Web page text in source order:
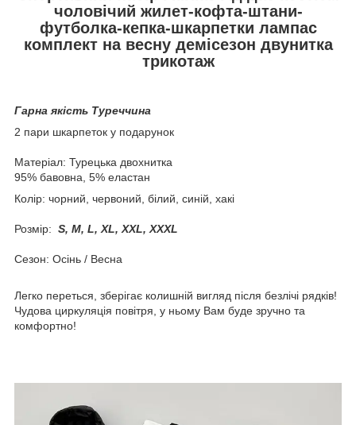
чоловічий жилет-кофта-штани-
футболка-кепка-шкарпетки лампас
комплект на весну демісезон двунитка
трикотаж
Гарна якість Туреччина
2 пари шкарпеток у подарунок
Матеріал: Турецька двохнитка
95% бавовна, 5% еластан
Колір: чорний, червоний, білий, синій, хакі
Розмір: S, М, L, ХL, ХХL, XXXL
Сезон: Осінь / Весна
Легко переться, зберігає колишній вигляд після безлічі рядків!
Чудова циркуляція повітря, у ньому Вам буде зручно та
комфортно!